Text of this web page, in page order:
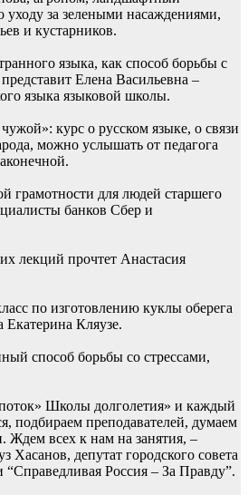
уходу за зелеными насаждениями,
и кустарников.
языка, как способ борьбы с
Елена Васильевна –
языка языковой школы.
курс о русском языке, о связи
можно услышать от педагога
грамотности для людей старшего
банков Сбер и
лекций прочтет Анастасия
по изготовлению куклы оберега
Екатерина Кляузе.
способ борьбы со стрессами,
Школы долголетия» и каждый
подбираем преподавателей, думаем
Ждем всех к нам на занятия, –
Хасанов, депутат городского совета
“Справедливая Россия – За Правду”.